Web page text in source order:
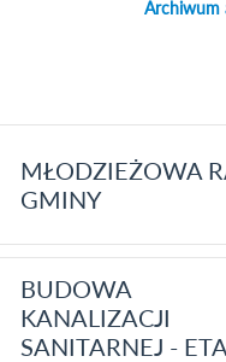
Archiwum
MŁODZIEŻOWA
GMINY
BUDOWA
KANALIZACJI
SANITARNEJ -